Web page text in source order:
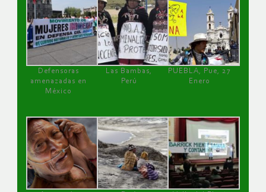
Defensoras
amenazadas en
México
Las Bambas,
Perú
PUEBLA, Pue, 27
Enero